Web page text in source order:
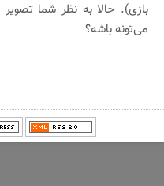
بازی). حالا به نظر شما
می‌تونه باشه؟